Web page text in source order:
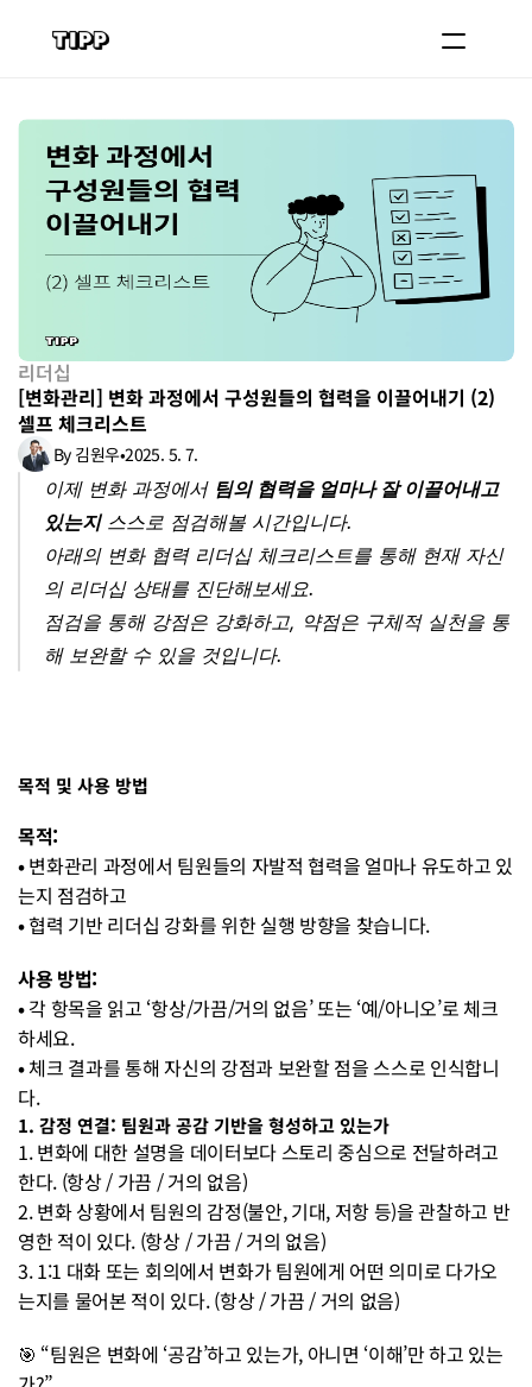
코치 등록하기
로그인
도입 문의
리더십
[변화관리] 변화 과정에서 구성원들의 협력을 이끌어내기 (2)
셀프 체크리스트
By 김원우•2025. 5. 7.
이제 변화 과정에서 팀의 협력을 얼마나 잘 이끌어내고
있는지 스스로 점검해볼 시간입니다.
아래의 변화 협력 리더십 체크리스트를 통해 현재 자신
의 리더십 상태를 진단해보세요.
점검을 통해 강점은 강화하고, 약점은 구체적 실천을 통
해 보완할 수 있을 것입니다.
목적 및 사용 방법
목적:
• 변화관리 과정에서 팀원들의 자발적 협력을 얼마나 유도하고 있
는지 점검하고
• 협력 기반 리더십 강화를 위한 실행 방향을 찾습니다.
사용 방법:
• 각 항목을 읽고 ‘항상/가끔/거의 없음’ 또는 ‘예/아니오’로 체크
하세요.
• 체크 결과를 통해 자신의 강점과 보완할 점을 스스로 인식합니
다.
1. 감정 연결: 팀원과 공감 기반을 형성하고 있는가
1. 변화에 대한 설명을 데이터보다 스토리 중심으로 전달하려고
한다. (항상 / 가끔 / 거의 없음)
2. 변화 상황에서 팀원의 감정(불안, 기대, 저항 등)을 관찰하고 반
영한 적이 있다. (항상 / 가끔 / 거의 없음)
3. 1:1 대화 또는 회의에서 변화가 팀원에게 어떤 의미로 다가오
는지를 물어본 적이 있다. (항상 / 가끔 / 거의 없음)
🎯 “팀원은 변화에 ‘공감’하고 있는가, 아니면 ‘이해’만 하고 있는